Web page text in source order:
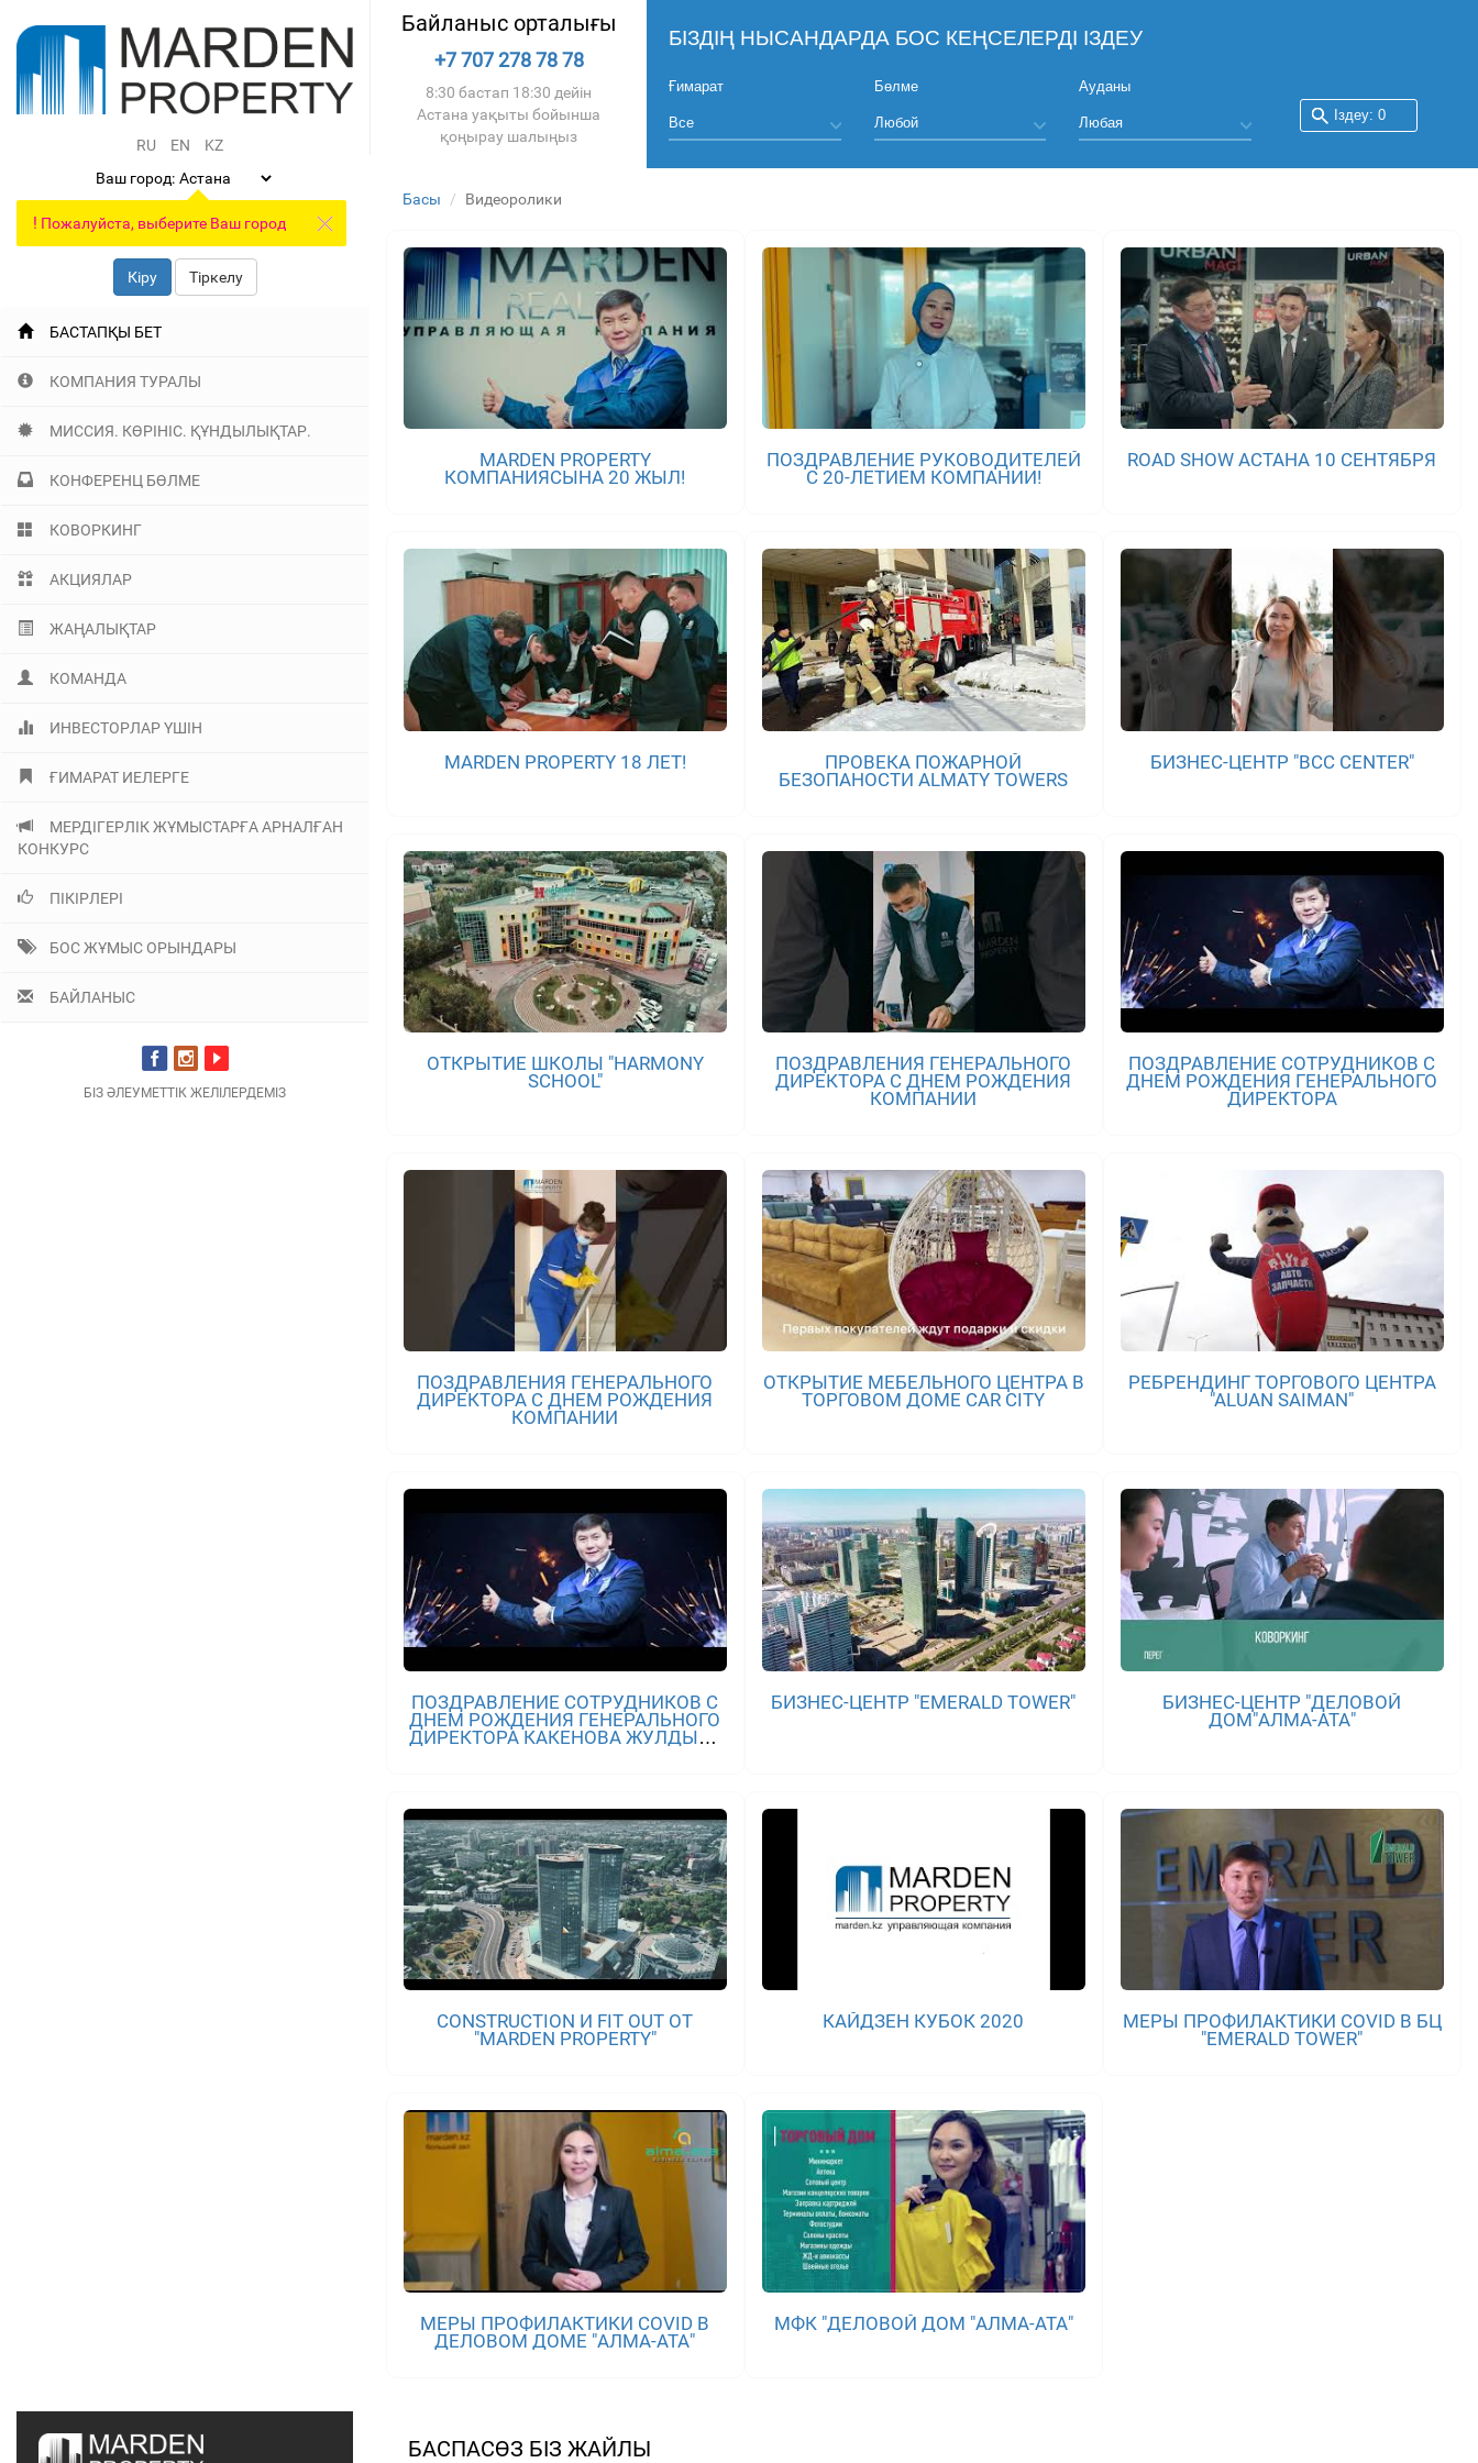
RU EN
KZ
Ваш город:
! Пожалуйста, выберите Ваш город
Кіру Тіркелу
БАСТАПҚЫ БЕТ
КОМПАНИЯ ТУРАЛЫ
МИССИЯ. КӨРІНІС. ҚҰНДЫЛЫҚТАР.
КОНФЕРЕНЦ БӨЛМЕ
КОВОРКИНГ
АКЦИЯЛАР
ЖАҢАЛЫҚТАР
КОМАНДА
ИНВЕСТОРЛАР ҮШІН
ҒИМАРАТ ИЕЛЕРГЕ
МЕРДІГЕРЛІК ЖҰМЫСТАРҒА АРНАЛҒАН
КОНКУРС
ПІКІРЛЕРІ
БОС ЖҰМЫС ОРЫНДАРЫ
БАЙЛАНЫС
БІЗ ӘЛЕУМЕТТІК ЖЕЛІЛЕРДЕМІЗ
Байланыс орталығы
+7 707 278 78 78
8:30 бастап 18:30 дейін
Астана уақыты бойынша
қоңырау шалыңыз
БІЗДІҢ НЫСАНДАРДА БОС КЕҢСЕЛЕРДІ ІЗДЕУ
Ғимарат Бөлме Ауданы
Басы Видеоролики
MARDEN PROPERTY
КОМПАНИЯСЫНА 20 ЖЫЛ!
ПОЗДРАВЛЕНИЕ РУКОВОДИТЕЛЕЙ
С 20-ЛЕТИЕМ КОМПАНИИ!
ROAD SHOW АСТАНА 10 СЕНТЯБРЯ
MARDEN PROPERTY 18 ЛЕТ!
ПРОВЕКА ПОЖАРНОЙ
БЕЗОПАНОСТИ ALMATY TOWERS
БИЗНЕС-ЦЕНТР "BCC CENTER"
ОТКРЫТИЕ ШКОЛЫ "HARMONY
SCHOOL"
ПОЗДРАВЛЕНИЯ ГЕНЕРАЛЬНОГО
ДИРЕКТОРА С ДНЕМ РОЖДЕНИЯ
КОМПАНИИ
ПОЗДРАВЛЕНИЕ СОТРУДНИКОВ С
ДНЕМ РОЖДЕНИЯ ГЕНЕРАЛЬНОГО
ДИРЕКТОРА
ПОЗДРАВЛЕНИЯ ГЕНЕРАЛЬНОГО
ДИРЕКТОРА С ДНЕМ РОЖДЕНИЯ
КОМПАНИИ
ОТКРЫТИЕ МЕБЕЛЬНОГО ЦЕНТРА В
ТОРГОВОМ ДОМЕ CAR CITY
РЕБРЕНДИНГ ТОРГОВОГО ЦЕНТРА
"ALUAN SAIMAN"
ПОЗДРАВЛЕНИЕ СОТРУДНИКОВ С
ДНЕМ РОЖДЕНИЯ ГЕНЕРАЛЬНОГО
ДИРЕКТОРА КАКЕНОВА ЖУЛДЫЗА
БИЗНЕС-ЦЕНТР "EMERALD TOWER"
БИЗНЕС-ЦЕНТР "ДЕЛОВОЙ
ДОМ"АЛМА-АТА"
CONSTRUCTION И FIT OUT ОТ
"MARDEN PROPERTY"
КАЙДЗЕН КУБОК 2020
МЕРЫ ПРОФИЛАКТИКИ COVID В БЦ
"EMERALD TOWER"
МЕРЫ ПРОФИЛАКТИКИ COVID В
ДЕЛОВОМ ДОМЕ "АЛМА-АТА"
МФК "ДЕЛОВОЙ ДОМ "АЛМА-АТА"
БАСПАСӨЗ БІЗ ЖАЙЛЫ